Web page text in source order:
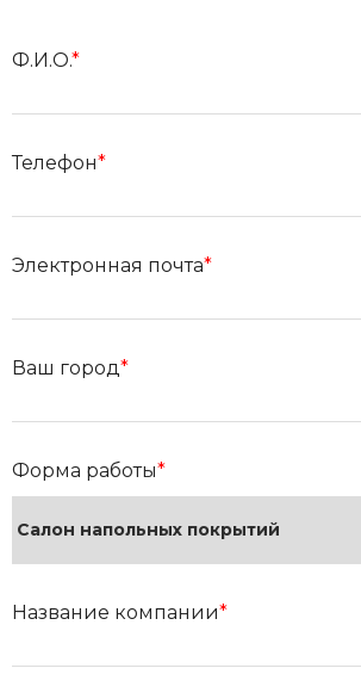
Ф.И.О.*
Телефон*
Электронная почта*
Ваш город*
Форма работы*
Название компании*